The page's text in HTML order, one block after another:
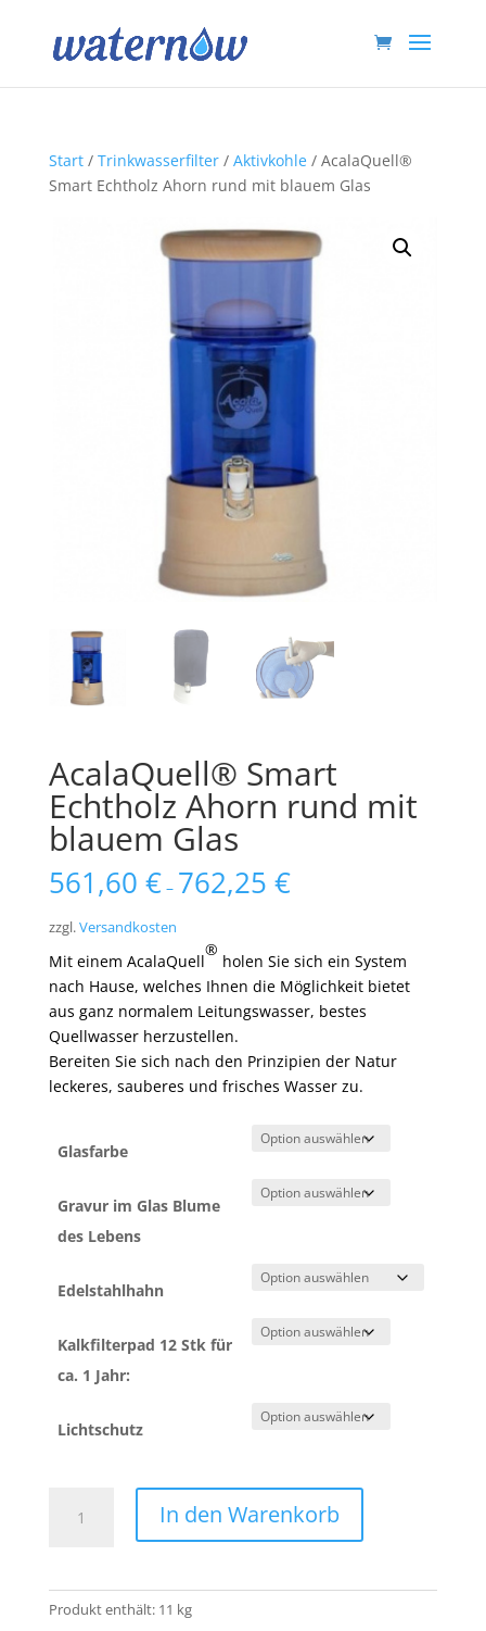
Start/ Trinkwasserfilter/ Aktivkohle/ AcalaQuell®
Smart Echtholz Ahorn rund mit blauem Glas
AcalaQuell® Smart
Echtholz Ahorn rund mit
blauem Glas
561,60 € – 762,25 €
zzgl.Versandkosten
Mit einem AcalaQuell
®
holen Sie sich ein System
nach Hause, welches Ihnen die Möglichkeit bietet
aus ganz normalem Leitungswasser, bestes
Quellwasser herzustellen.
Bereiten Sie sich nach den Prinzipien der Natur
leckeres, sauberes und frisches Wasser zu.
Glasfarbe
Gravur im Glas Blume
des Lebens
Edelstahlhahn
Kalkfilterpad 12 Stk für
ca. 1 Jahr:
Lichtschutz
Smart
rund
In den Warenkorb
Produkt enthält: 11 kg